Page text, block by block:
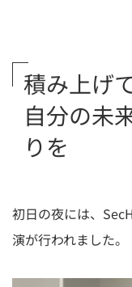
積み上げ
自分の未
りを
初日の夜には、
演が行われました。